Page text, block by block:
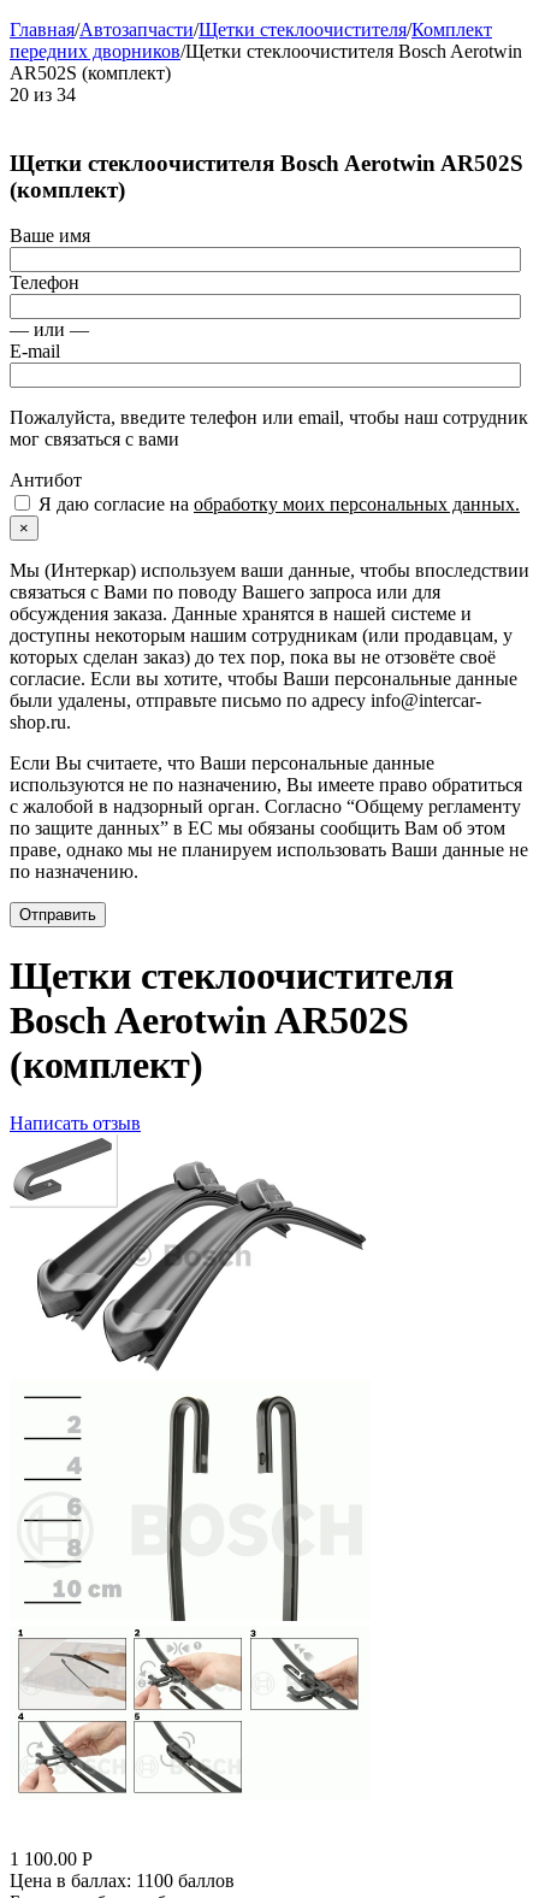
Главная/Автозапчасти/Щетки стеклоочистителя/Комплект
передних дворников/Щетки стеклоочистителя Bosch Aerotwin
AR502S (комплект)
20 из 34
Щетки стеклоочистителя Bosch Aerotwin AR502S
(комплект)
Ваше имя
Телефон
— или —
E-mail
Пожалуйста, введите телефон или email, чтобы наш сотрудник
мог связаться с вами
Антибот
Я даю согласие на обработку моих персональных данных.
×
Мы (Интеркар) используем ваши данные, чтобы впоследствии
связаться с Вами по поводу Вашего запроса или для
обсуждения заказа. Данные хранятся в нашей системе и
доступны некоторым нашим сотрудникам (или продавцам, у
которых сделан заказ) до тех пор, пока вы не отзовёте своё
согласие. Если вы хотите, чтобы Ваши персональные данные
были удалены, отправьте письмо по адресу info@intercar-
shop.ru.
Если Вы считаете, что Ваши персональные данные
используются не по назначению, Вы имеете право обратиться
с жалобой в надзорный орган. Согласно “Общему регламенту
по защите данных” в ЕС мы обязаны сообщить Вам об этом
праве, однако мы не планируем использовать Ваши данные не
по назначению.
Отправить
Щетки стеклоочистителя
Bosch Aerotwin AR502S
(комплект)
Написать отзыв
1 100.00 Р
Цена в баллах: 1100 баллов